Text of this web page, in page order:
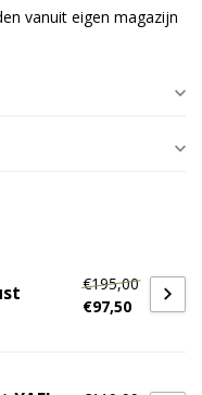
vanuit eigen magazijn
€195,00
€97,50